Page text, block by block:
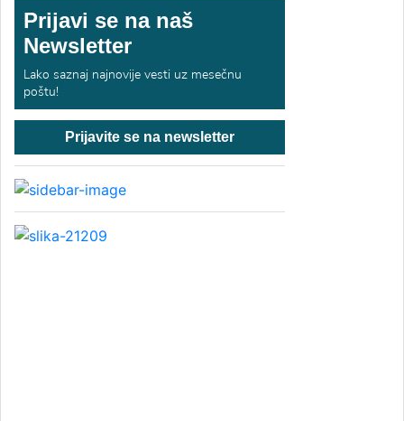
Prijavi se na naš
Newsletter
Lako saznaj najnovije vesti uz mesečnu
poštu!
Prijavite se na newsletter